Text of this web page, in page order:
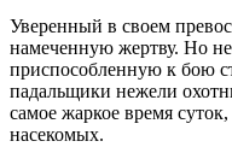
Уверенный в своем
намеченную жертву. Но
приспособленную к бою
падальщики нежели
самое жаркое время
насекомых.